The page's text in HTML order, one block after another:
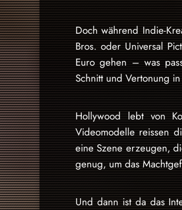
Doch während Indie-
Bros. oder Universal
Euro gehen – was
Schnitt und Vertonung
Hollywood lebt von
Videomodelle reissen
eine Szene erzeugen,
genug, um das
Und dann ist da das